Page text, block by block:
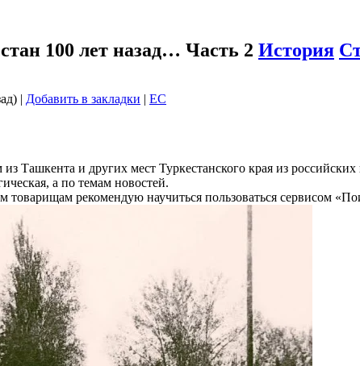
100 лет назад… Часть 2 История
| Добавить в закладки | EC
Ташкента и других мест Туркестанского края из
а по темам новостей.
рекомендую научиться пользоваться сервисом